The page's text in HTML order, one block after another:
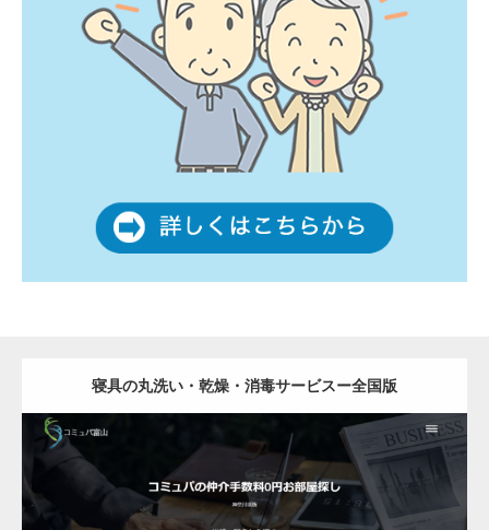
寝具の丸洗い・乾燥・消毒サービスー全国版
更新日： 2022.12.06